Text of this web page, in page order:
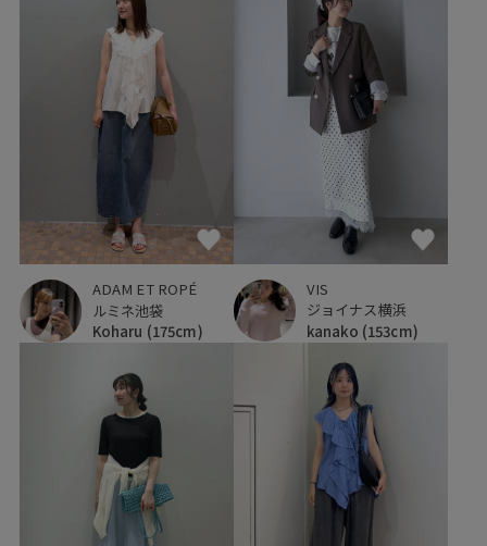
ADAM ET ROPÉ
ルミネ池袋
Koharu (175cm)
VIS
ジョイナス横浜
kanako (153cm)